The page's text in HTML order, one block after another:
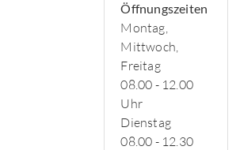
Öffnungszeiten
Montag,
Mittwoch,
Freitag
08.00 - 12.00
Uhr
Dienstag
08.00 - 12.30